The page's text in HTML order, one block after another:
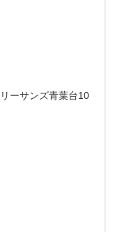
ーサンズ青葉台10